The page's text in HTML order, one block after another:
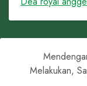
Melakukan,